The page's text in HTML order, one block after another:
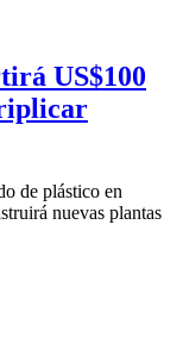
US$100
de plástico en
nuevas plantas